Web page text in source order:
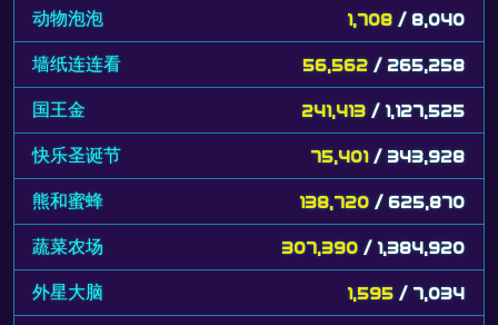
动物泡泡 1,708 / 8,040
墙纸连连看 56,562 / 265,258
国王金 241,413 / 1,127,525
快乐圣诞节 75,401 / 343,928
熊和蜜蜂 138,720 / 625,870
蔬菜农场 307,390 / 1,384,920
外星大脑 1,595 / 7,034